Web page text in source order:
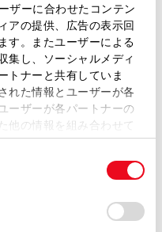
ザーに合わせたコンテン
アの提供、広告の表示回
す。またユーザーによる
集し、ソーシャルメディ
トナーと共有していま
れた情報とユーザーが各
ーザーが各パートナーの
他の情報を組み合わせて
サイトの使用を続行する
)が保存されることに同
ッキー)のオプトアウト、